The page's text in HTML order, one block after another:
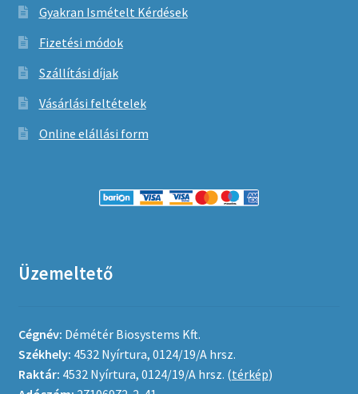
Gyakran Ismételt Kérdések
Fizetési módok
Szállítási díjak
Vásárlási feltételek
Online elállási form
Üzemeltető
Cégnév: Démétér Biosystems Kft.
Székhely: 4532 Nyírtura, 0124/19/A hrsz.
Raktár: 4532 Nyírtura, 0124/19/A hrsz. (térkép)